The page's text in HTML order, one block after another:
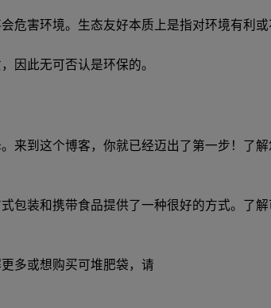
害环境。生态友好本质上是指对环境有利或
因此无可否认是环保的。
来到这个博客，你就已经迈出了第一步！了
包装和携带食品提供了一种很好的方式。了
多或想购买可堆肥袋，请